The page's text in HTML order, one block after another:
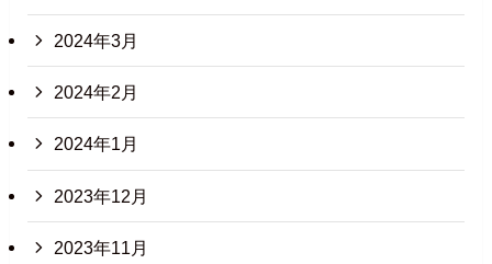
2024年3月
2024年2月
2024年1月
2023年12月
2023年11月